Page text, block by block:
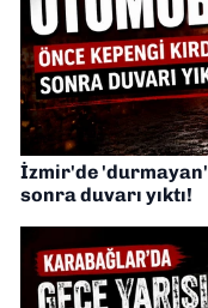
İzmir'de 'durmayan'
sonra duvarı yıktı!